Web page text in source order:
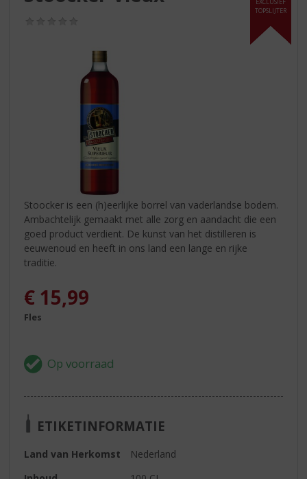
TOPSLIJTER
Stoocker is een (h)eerlijke borrel van vaderlandse bodem.
Ambachtelijk gemaakt met alle zorg en aandacht die een
goed product verdient. De kunst van het distilleren is
eeuwenoud en heeft in ons land een lange en rijke
traditie.
€ 15,99
Fles
ETIKETINFORMATIE
Land van Herkomst
Nederland